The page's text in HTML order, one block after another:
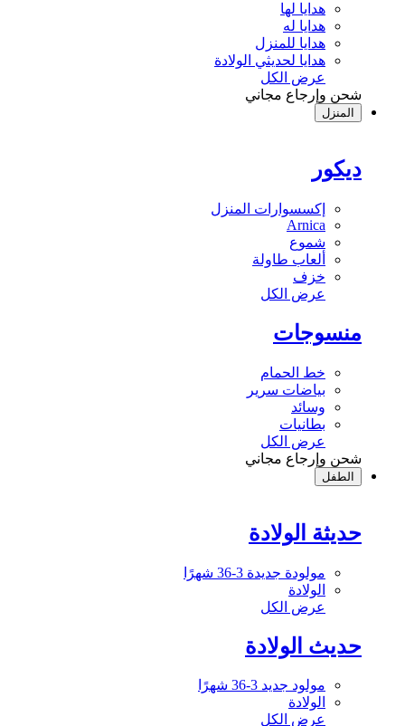
هدايا لها
هدايا له
هدايا للمنزل
هدايا لحديثي الولادة
عرض الكل
شحن وإرجاع مجاني
المنزل
ديكور
إكسسوارات المنزل
Arnica
شموع
ألعاب طاولة
خزف
عرض الكل
منسوجات
خط الحمام
بياضات سرير
وسائد
بطانيات
عرض الكل
شحن وإرجاع مجاني
الطفل
حديثة الولادة
مولودة جديدة 3-36 شهرًا
الولادة
عرض الكل
حديث الولادة
مولود جديد 3-36 شهرًا
الولادة
عرض الكل